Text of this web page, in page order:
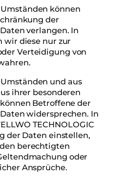
können
der
verlangen. In
wir diese nur zur
Verteidigung von
und aus
ihrer besonderen
Betroffene der
widersprechen. In
TECHNOLOGIC
der Daten einstellen,
berechtigten
oder
Ansprüche.